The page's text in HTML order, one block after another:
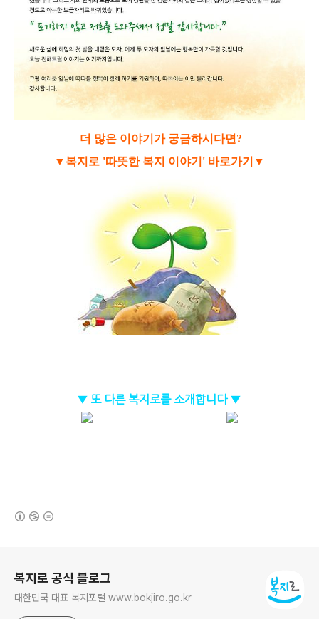
더 많은 이야기가 궁금하시다면?
▼복지로 '따뜻한 복지 이야기' 바로가기 ▼
▼ 또 다른 복지로를 소개합니다 ▼
복지로 공식 블로그
대한민국 대표 복지포털 www.bokjiro.go.kr